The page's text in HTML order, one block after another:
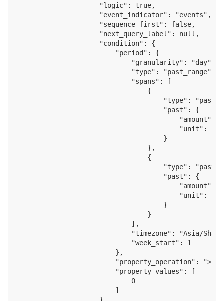
                    "logic": true,
                    "event_indicator": "events",
                    "sequence_first": false,
                    "next_query_label": null,
                    "condition": {
                        "period": {
                            "granularity": "day",
                            "type": "past_range",
                            "spans": [
                                {
                                    "type": "past",
                                    "past": {
"amount":
"unit":
                                    }
                                },
                                {
                                    "type": "past",
                                    "past": {
"amount":
"unit":
                                    }
                                }
                            ],
"timezone": "Asia/
                            "week_start": 1
                        },
                        "property_operation": ">",
                        "property_values": [
                            0
                        ]